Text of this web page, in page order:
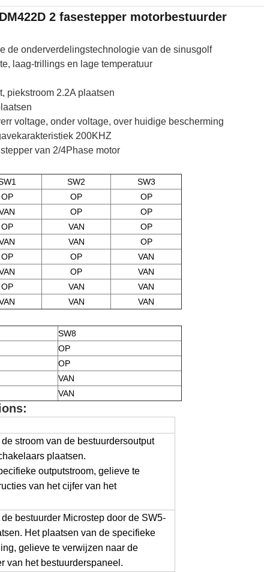
DM422D 2 fasestepper motorbestuurder
de onderverdelingstechnologie van de sinusgolf
laag-trillings en lage temperatuur
piekstroom 2.2A plaatsen
voltage, onder voltage, over huidige bescherming
200KHZ
van 2/4Phase motor
SW2
SW3
OP OP
OP
OP
OP
OP VAN
OP
VAN
OP
OP OP
VAN
OP
VAN
OP VAN
VAN
VAN VAN
SW8
OP
OP
VAN
VAN
stroom van de bestuurdersoutput
plaatsen.
outputstroom, gelieve te
van het cijfer van het
bestuurder Microstep door de SW5-
Het plaatsen van de specifieke
gelieve te verwijzen naar de
van het bestuurderspaneel.